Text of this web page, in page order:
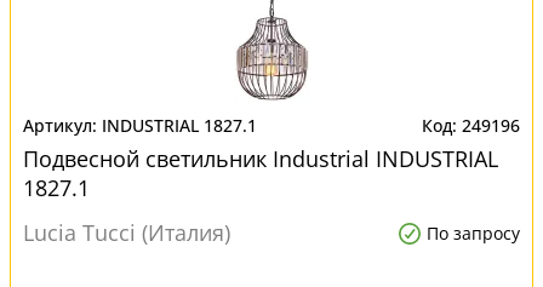
INDUSTRIAL 1827.1 249196
Подвесной светильник Industrial INDUSTRIAL
1827.1
Lucia Tucci (Италия)
По запросу